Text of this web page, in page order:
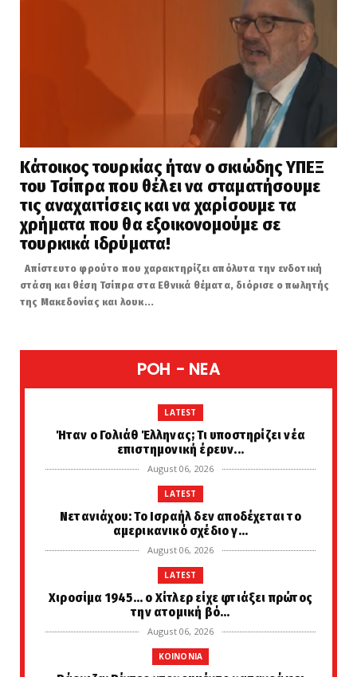
Κάτοικος τουρκίας ήταν ο σκιώδης ΥΠΕΞ
του Τσίπρα που θέλει να σταματήσουμε
τις αναχαιτίσεις και να χαρίσουμε τα
χρήματα που θα εξοικονομούμε σε
τουρκικά ιδρύματα!
Απίστευτο φρούτο που χαρακτηρίζει απόλυτα την ενδοτική
στάση και θέση Τσίπρα στα Εθνικά θέματα, διόρισε ο πωλητής
της Μακεδονίας και λουκ...
POH - NEA
LATEST
Ήταν ο Γολιάθ Έλληνας; Τι υποστηρίζει νέα
επιστημονική έρευν...
August 06, 2026
LATEST
Νετανιάχου: Το Ισραήλ δεν αποδέχεται το
αμερικανικό σχέδιο γ...
August 06, 2026
LATEST
Χιροσίμα 1945... ο Χίτλερ είχε φτιάξει πρώτος
την ατομική βό...
August 06, 2026
KOINONIA